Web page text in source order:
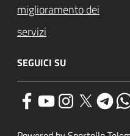
miglioramento dei
servizi
SEGUICI SU